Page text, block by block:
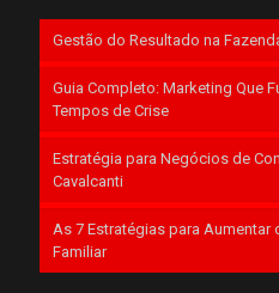
Gestão do Resultado na
Guia Completo: Marketing Que
Tempos de Crise
Estratégia para Negócios de
Cavalcanti
As 7 Estratégias para Aumentar
Familiar